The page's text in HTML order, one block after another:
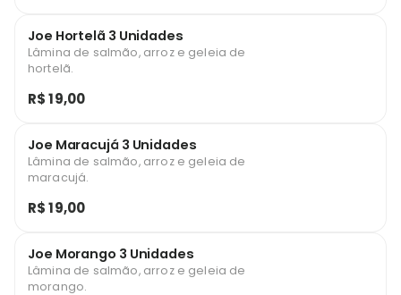
Joe Hortelã 3 Unidades
Lâmina de salmão, arroz e geleia de
hortelã.
R$ 19,00
Joe Maracujá 3 Unidades
Lâmina de salmão, arroz e geleia de
maracujá.
R$ 19,00
Joe Morango 3 Unidades
Lâmina de salmão, arroz e geleia de
morango.